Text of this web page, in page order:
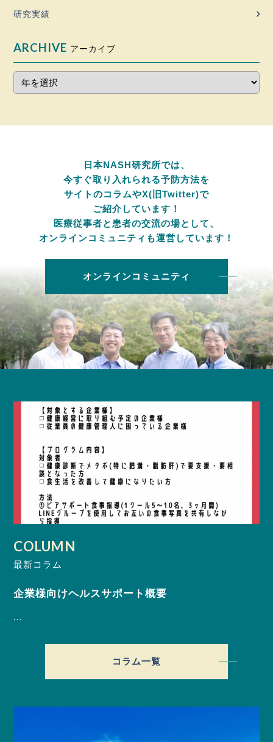
研究実績
ARCHIVE アーカイブ
日本NASH研究所では、
今すぐ取り入れられる予防方法を
サイトのコラムやX(旧Twitter)で
ご紹介しています！
医療従事者と患者の交流の場として、
オンラインコミュニティも運営しています！
オンラインコミュニティ
COLUMN
最新コラム
企業様向けヘルスサポート概要
...
コラム一覧